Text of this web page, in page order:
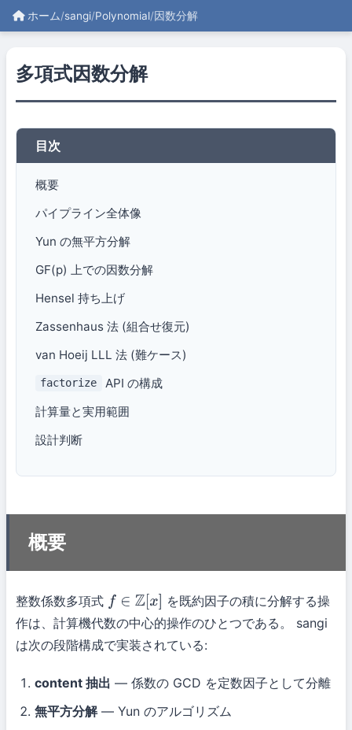
ホーム/sangi/Polynomial/因数分解
多項式因数分解
目次
概要
パイプライン全体像
Yun の無平方分解
GF(p) 上での因数分解
Hensel 持ち上げ
Zassenhaus 法 (組合せ復元)
van Hoeij LLL 法 (難ケース)
factorize
API の構成
計算量と実用範囲
設計判断
概要
整数係数多項式 f∈Z x]
を既約因子の積に分解する操
作は、計算機代数の中心的操作のひとつである。 sangi
は次の段階構成で実装されている:
content 抽出 — 係数の GCD を定数因子として分離
無平方分解— Yun のアルゴリズム